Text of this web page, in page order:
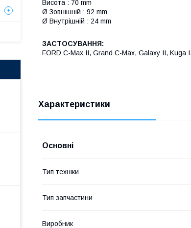
Висота : 70 mm
Ø Зовнішній : 92 mm
Ø Внутрішній : 24 mm
ЗАСТОСУВАННЯ:
FORD C-Max II, Grand C-Max, Galaxy II, Kuga
Характеристики
Основні
Тип техніки
Тип запчастини
Виробник